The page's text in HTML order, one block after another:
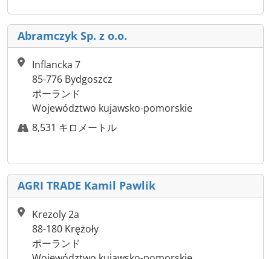
Abramczyk Sp. z o.o.
Inflancka 7
85-776 Bydgoszcz
ポーランド
Województwo kujawsko-pomorskie
8,531 キロメートル
AGRI TRADE Kamil Pawlik
Krezoly 2a
88-180 Krężoły
ポーランド